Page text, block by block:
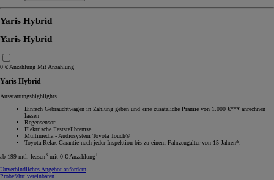
Yaris Hybrid
Yaris Hybrid
0 € Anzahlung Mit Anzahlung
Yaris Hybrid
Ausstattungshighlights
Einfach Gebrauchtwagen in Zahlung geben und eine zusätzliche Prämie von 1.000 €*** anrechnen
lassen
Regensensor
Elektrische Feststellbremse
Multimedia - Audiosystem Toyota Touch®
Toyota Relax Garantie nach jeder Inspektion bis zu einem Fahrzeugalter von 15 Jahren*.
ab 199 mtl. leasen3 mit 0 € Anzahlung1
Unverbindliches Angebot anfordern
Probefahrt vereinbaren